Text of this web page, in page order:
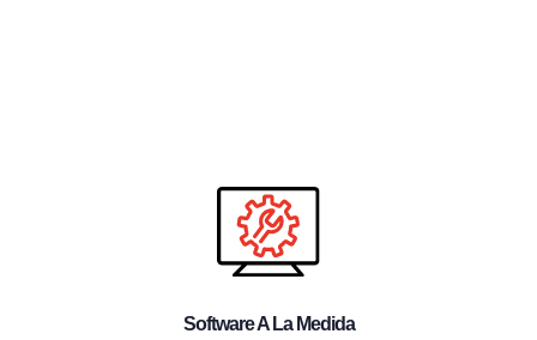
Software A La Medida